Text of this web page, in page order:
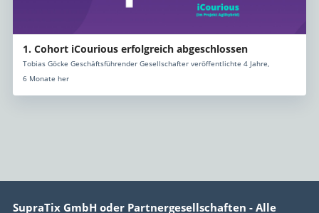
1. Cohort iCourious erfolgreich abgeschlossen
Tobias Göcke Geschäftsführender Gesellschafter veröffentlichte 4 Jahre,
6 Monate her
SupraTix GmbH oder Partnergesellschaften - Alle